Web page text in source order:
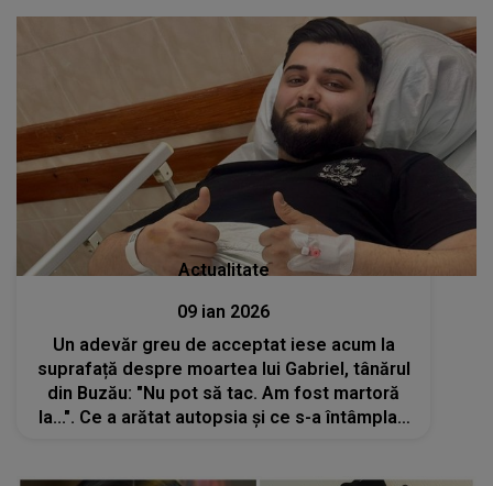
Actualitate
09 ian 2026
Un adevăr greu de acceptat iese acum la
suprafață despre moartea lui Gabriel, tânărul
din Buzău: "Nu pot să tac. Am fost martoră
la...". Ce a arătat autopsia și ce s-a întâmplat,